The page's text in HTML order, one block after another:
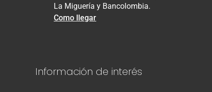
La Miguería y Bancolombia.
Como llegar
Información de interés